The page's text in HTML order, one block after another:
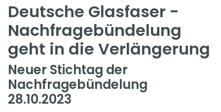
Deutsche Glasfaser -
Nachfragebündelung
geht in die Verlängerung
Neuer Stichtag der
Nachfragebündelung
28.10.2023